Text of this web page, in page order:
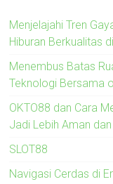
Menjelajahi Tren
Hiburan Berkualitas
Menembus Batas
Teknologi Bersama
OKTO88 dan Cara
Jadi Lebih Aman
SLOT88
Navigasi Cerdas di